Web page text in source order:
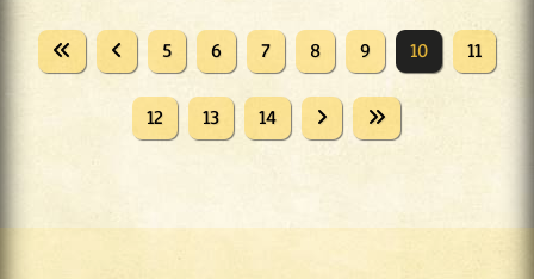
5 6 7 8 9 10 11
12 13 14